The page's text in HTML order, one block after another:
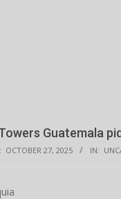
Guatemala
OCTOBER 27, 2025 IN: